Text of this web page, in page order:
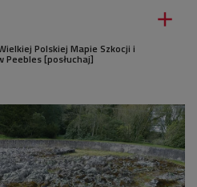

Polskiej Mapie Szkocji i
Peebles [posłuchaj]